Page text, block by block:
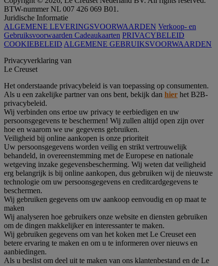
BTW-nummer NL 007 426 069 B01.
Juridische Informatie
ALGEMENE LEVERINGSVOORWAARDEN Verkoop- en
Gebruiksvoorwaarden Cadeaukaarten PRIVACYBELEID
COOKIEBELEID ALGEMENE GEBRUIKSVOORWAARDEN
Privacyverklaring van
Le Creuset
Het onderstaande privacybeleid is van toepassing op consumenten.
Als u een zakelijke partner van ons bent, bekijk dan hier het B2B-
privacybeleid.
Wij verbinden ons ertoe uw privacy te eerbiedigen en uw
persoonsgegevens te beschermen! Wij zullen altijd open zijn over
hoe en waarom we uw gegevens gebruiken.
Veiligheid bij online aankopen is onze prioriteit
Uw persoonsgegevens worden veilig en strikt vertrouwelijk
behandeld, in overeenstemming met de Europese en nationale
wetgeving inzake gegevensbescherming. Wij weten dat veiligheid
erg belangrijk is bij online aankopen, dus gebruiken wij de nieuwste
technologie om uw persoonsgegevens en creditcardgegevens te
beschermen.
Wij gebruiken gegevens om uw aankoop eenvoudig en op maat te
maken
Wij analyseren hoe gebruikers onze website en diensten gebruiken
om de dingen makkelijker en interessanter te maken.
Wij gebruiken gegevens om van het koken met Le Creuset een
betere ervaring te maken en om u te informeren over nieuws en
aanbiedingen.
Als u beslist om deel uit te maken van ons klantenbestand en de Le